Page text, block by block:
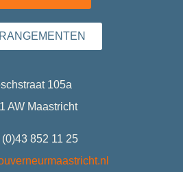
105a
AW Maastricht
852 11 25